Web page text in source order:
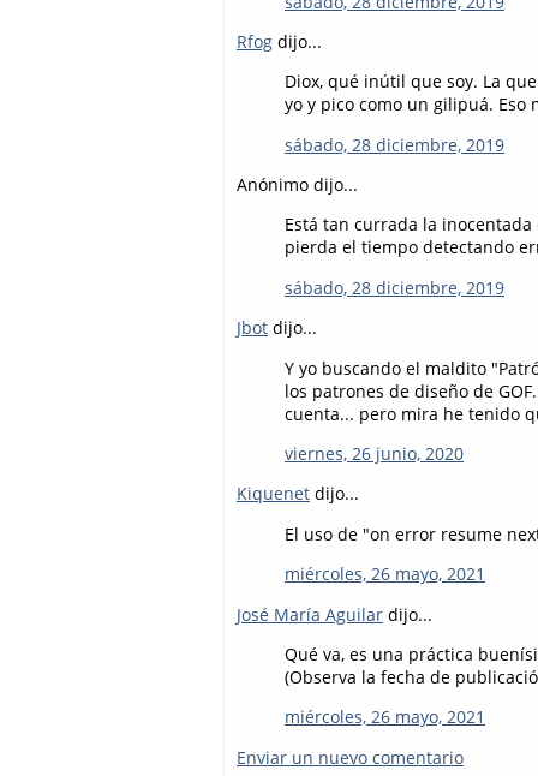
Rfog dijo...
Diox, qué inútil que soy. La
yo y pico como un gilipuá. Eso
sábado, 28 diciembre, 2019
Anónimo dijo...
Está tan currada la
pierda el tiempo detectando
sábado, 28 diciembre, 2019
Jbot dijo...
Y yo buscando el maldito
los patrones de diseño de
cuenta... pero mira he tenido
viernes, 26 junio, 2020
Kiquenet dijo...
El uso de "on error resume
miércoles, 26 mayo, 2021
José María Aguilar dijo...
Qué va, es una práctica
(Observa la fecha de
miércoles, 26 mayo, 2021
Enviar un nuevo comentario